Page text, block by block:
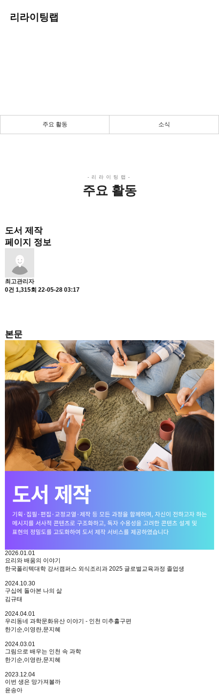
리라이팅랩
주요 활동 소식
주요 활동
도서 제작
페이지 정보
최고관리자
0건 1,315회 22-05-28 03:17
본문
2026.01.01
요리와 배움의 이야기
한국폴리텍대학 강서캠퍼스 외식조리과 2025 글로벌교육과정 졸업생
2024.10.30
구십에 돌아본 나의 삶
김규태
2024.04.01
우리동네 과학문화유산 이야기 - 인천 미추홀구편
한기순,이영란,문지혜
2024.03.01
그림으로 배우는 인천 속 과학
한기순,이영란,문지혜
2023.12.04
이번 생은 망가져볼까
윤송아